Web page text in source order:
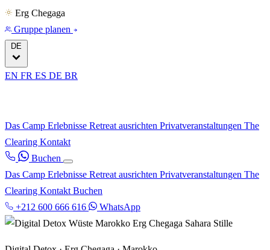
Erg Chegaga
Gruppe planen
DE
EN FR ES DE BR
Das Camp Erlebnisse Retreat ausrichten Privatveranstaltungen The
Clearing Kontakt
Buchen
Das Camp Erlebnisse Retreat ausrichten Privatveranstaltungen The
Clearing Kontakt Buchen
+212 600 666 616
WhatsApp